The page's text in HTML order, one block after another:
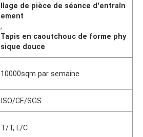
llage de pièce de séance d'entraîn
ement
,
Tapis en caoutchouc de forme phy
sique douce
10000sqm par semaine
ISO/CE/SGS
T/T, L/C